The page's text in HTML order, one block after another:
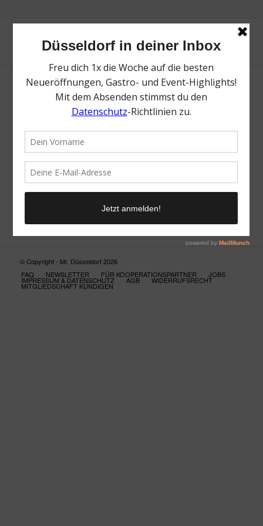
Neue Suche
Suchergebnis nicht zufriedenstellend? Versuche es mal mit
einem Wortteil oder einer anderen Schreibweise.
© Copyright - Mr. Düsseldorf 2026
FAQ
NEWSLETTER FÜR KOOPERATIONSPARTNER JOBS
IMPRESSUM & DATENSCHUTZ AGB WIDERRUFSRECHT
MITGLIEDSCHAFT KÜNDIGEN